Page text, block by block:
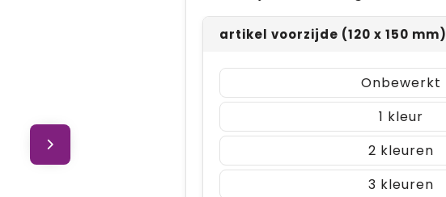
artikel voorzijde (120 x 150 mm)
Onbewerkt
1
2
3